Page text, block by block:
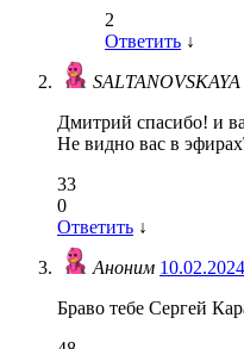
2
Ответить ↓
SALTANOVSKAYA
Дмитрий спасибо! и
Не видно вас в
33
0
Ответить ↓
Аноним 10.02.2024
Браво тебе Сергей